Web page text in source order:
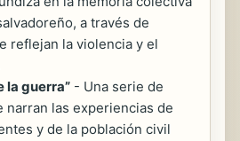
a través de
reflejan la violencia y el
la guerra” - Una serie de
narran las experiencias de
y de la población civil